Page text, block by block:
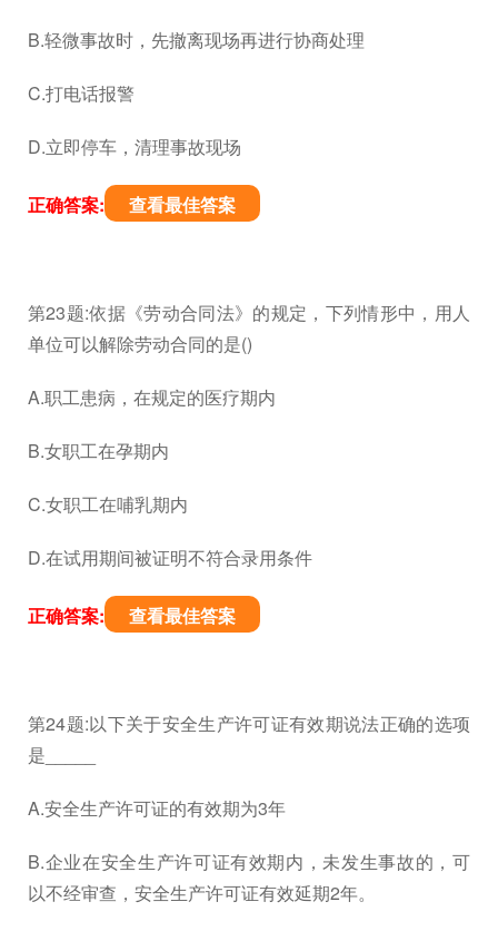
B.轻微事故时，先撤离现场再进行协商处理
C.打电话报警
D.立即停车，清理事故现场
正确答案: 查看最佳答案
第23题:依据《劳动合同法》的规定，下列情形中，用人
单位可以解除劳动合同的是()
A.职工患病，在规定的医疗期内
B.女职工在孕期内
C.女职工在哺乳期内
D.在试用期间被证明不符合录用条件
正确答案: 查看最佳答案
第24题:以下关于安全生产许可证有效期说法正确的选项
是_____
A.安全生产许可证的有效期为3年
B.企业在安全生产许可证有效期内，未发生事故的，可
以不经审查，安全生产许可证有效延期2年。